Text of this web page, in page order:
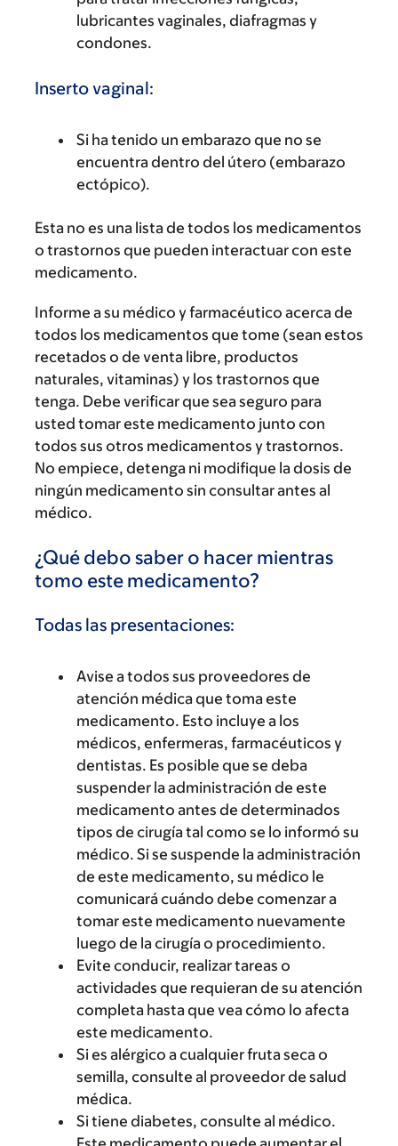
lubricantes vaginales, diafragmas y
condones.
Inserto vaginal:
Si ha tenido un embarazo que no se
encuentra dentro del útero (embarazo
ectópico).
Esta no es una lista de todos los medicamentos
o trastornos que pueden interactuar con este
medicamento.
Informe a su médico y farmacéutico acerca de
todos los medicamentos que tome (sean estos
recetados o de venta libre, productos
naturales, vitaminas) y los trastornos que
tenga. Debe verificar que sea seguro para
usted tomar este medicamento junto con
todos sus otros medicamentos y trastornos.
No empiece, detenga ni modifique la dosis de
ningún medicamento sin consultar antes al
médico.
¿Qué debo saber o hacer mientras
tomo este medicamento?
Todas las presentaciones:
Avise a todos sus proveedores de
atención médica que toma este
medicamento. Esto incluye a los
médicos, enfermeras, farmacéuticos y
dentistas. Es posible que se deba
suspender la administración de este
medicamento antes de determinados
tipos de cirugía tal como se lo informó su
médico. Si se suspende la administración
de este medicamento, su médico le
comunicará cuándo debe comenzar a
tomar este medicamento nuevamente
luego de la cirugía o procedimiento.
Evite conducir, realizar tareas o
actividades que requieran de su atención
completa hasta que vea cómo lo afecta
este medicamento.
Si es alérgico a cualquier fruta seca o
semilla, consulte al proveedor de salud
médica.
Si tiene diabetes, consulte al médico.